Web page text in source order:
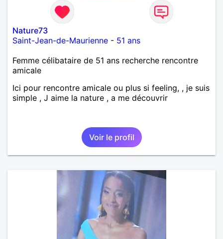
Nature73
Saint-Jean-de-Maurienne - 51 ans
Femme célibataire de 51 ans recherche rencontre
amicale
Ici pour rencontre amicale ou plus si feeling, , je suis
simple , J aime la nature , a me découvrir
Voir le profil